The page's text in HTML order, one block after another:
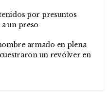
por presuntos
un preso
armado en plena
un revólver en